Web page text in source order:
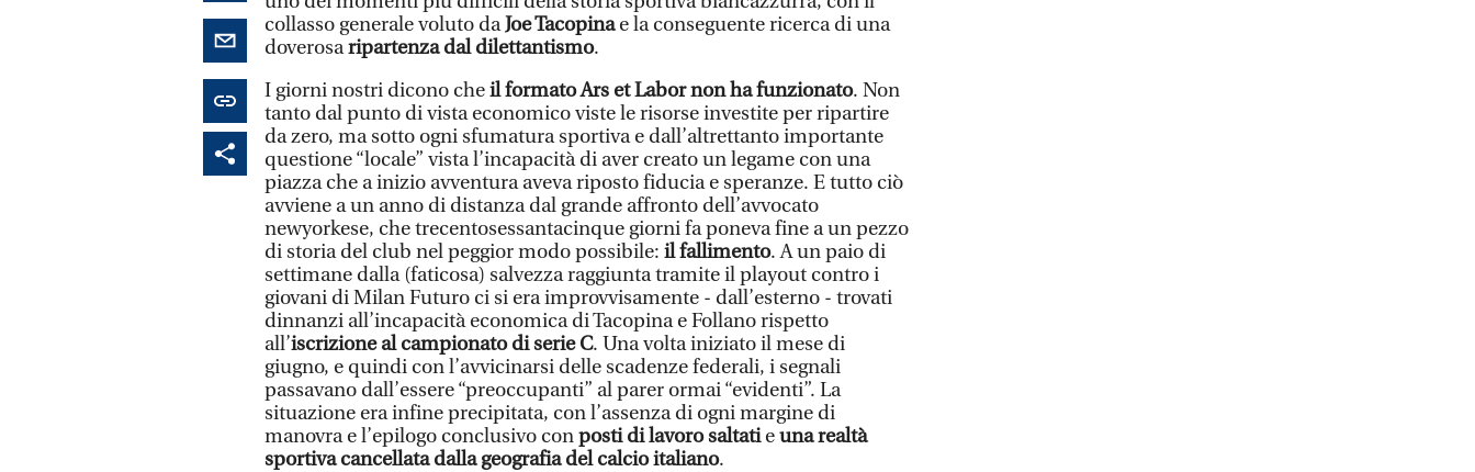
collasso generale voluto daJoe Tacopinae la conseguente ricerca di una
doverosaripartenza dal dilettantismo.
I giorni nostri dicono cheil formato Ars et Labor non ha funzionato. Non
tanto dal punto di vista economico viste le risorse investite per ripartire
da zero, ma sotto ogni sfumatura sportiva e dall’altrettanto importante
questione “locale” vista l’incapacità di aver creato un legame con una
piazza che a inizio avventura aveva riposto fiducia e speranze. E tutto ciò
avviene a un anno di distanza dal grande affronto dell’avvocato
newyorkese, che trecentosessantacinque giorni fa poneva fine a un pezzo
di storia del club nel peggior modo possibile: il fallimento. A un paio di
settimane dalla (faticosa) salvezza raggiunta tramite il playout contro i
giovani di Milan Futuro ci si era improvvisamente - dall’esterno - trovati
dinnanzi all’incapacità economica di Tacopina e Follano rispetto
all’iscrizione al campionato di serie C. Una volta iniziato il mese di
giugno, e quindi con l’avvicinarsi delle scadenze federali, i segnali
passavano dall’essere “preoccupanti” al parer ormai “evidenti”. La
situazione era infine precipitata, con l’assenza di ogni margine di
manovra e l’epilogo conclusivo conposti di lavoro saltatieuna realtà
sportiva cancellata dalla geografia del calcio italiano.